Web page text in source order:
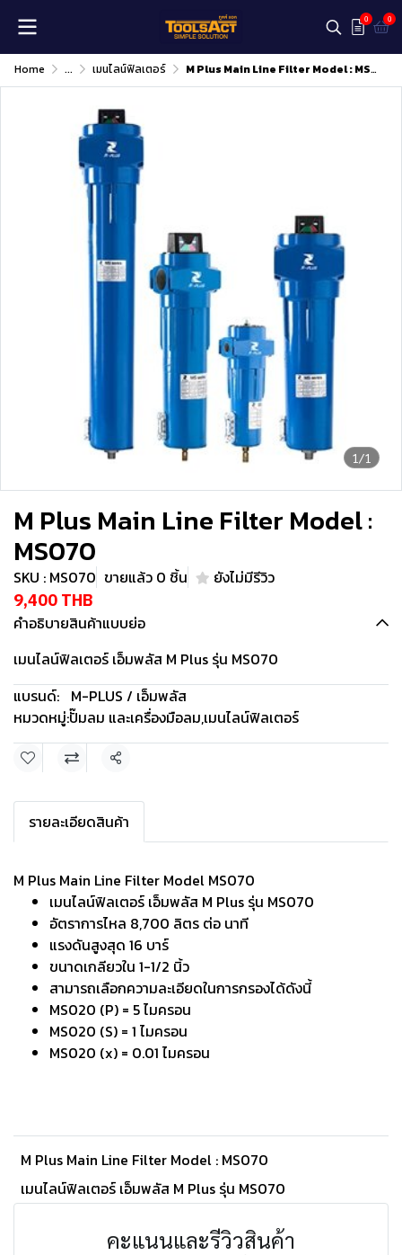
0 0
Home ... เมนไลน์ฟิลเตอร์ M Plus Main Line Filter Model : MS070
1/1
M Plus Main Line Filter Model :
MS070
SKU : MS070 ขายแล้ว 0 ชิ้น ยังไม่มีรีวิว
9,400 THB
คำอธิบายสินค้าแบบย่อ
เมนไลน์ฟิลเตอร์ เอ็มพลัส M Plus รุ่น MS070
แบรนด์: M-PLUS / เอ็มพลัส
หมวดหมู่:ปั๊มลม และเครื่องมือลม,เมนไลน์ฟิลเตอร์
แชร์
รายละเอียดสินค้า
M Plus Main Line Filter Model MS070
เมนไลน์ฟิลเตอร์ เอ็มพลัส M Plus รุ่น MS070
อัตราการไหล 8,700 ลิตร ต่อ นาที
แรงดันสูงสุด 16 บาร์
ขนาดเกลียวใน 1-1/2 นิ้ว
สามารถเลือกความละเอียดในการกรองได้ดังนี้
MS020 (P) = 5 ไมครอน
MS020 (S) = 1 ไมครอน
MS020 (x) = 0.01 ไมครอน
M Plus Main Line Filter Model : MS070
เมนไลน์ฟิลเตอร์ เอ็มพลัส M Plus รุ่น MS070
คะแนนและรีวิวสินค้า